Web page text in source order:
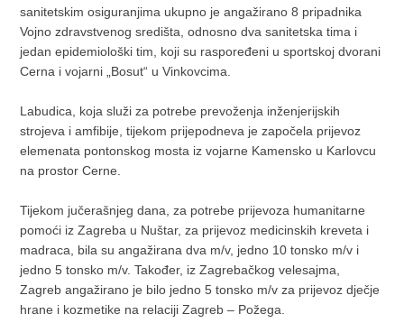
sanitetskim osiguranjima ukupno je angažirano 8 pripadnika
Vojno zdravstvenog središta, odnosno dva sanitetska tima i
jedan epidemiološki tim, koji su raspoređeni u sportskoj dvorani
Cerna i vojarni „Bosut“ u Vinkovcima.
Labudica, koja služi za potrebe prevoženja inženjerijskih
strojeva i amfibije, tijekom prijepodneva je započela prijevoz
elemenata pontonskog mosta iz vojarne Kamensko u Karlovcu
na prostor Cerne.
Tijekom jučerašnjeg dana, za potrebe prijevoza humanitarne
pomoći iz Zagreba u Nuštar, za prijevoz medicinskih kreveta i
madraca, bila su angažirana dva m/v, jedno 10 tonsko m/v i
jedno 5 tonsko m/v. Također, iz Zagrebačkog velesajma,
Zagreb angažirano je bilo jedno 5 tonsko m/v za prijevoz dječje
hrane i kozmetike na relaciji Zagreb – Požega.